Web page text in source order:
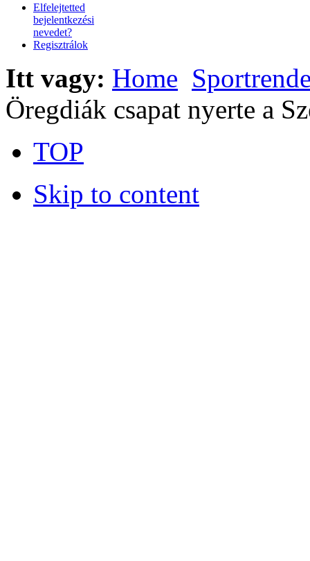
Elfelejtetted
bejelentkezési
nevedet?
Regisztrálok
Itt vagy: Home
Öregdiák csapat nyerte a
TOP
Skip to content